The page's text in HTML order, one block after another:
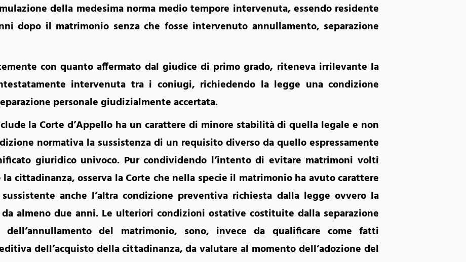
della medesima norma medio tempore intervenuta, essendo residente
dopo il matrimonio senza che fosse intervenuto annullamento, separazione
con quanto affermato dal giudice di primo grado, riteneva irrilevante la
intervenuta tra i coniugi, richiedendo la legge una condizione
personale giudizialmente accertata.
la Corte d’Appello ha un carattere di minore stabilità di quella legale e non
normativa la sussistenza di un requisito diverso da quello espressamente
giuridico univoco. Pur condividendo l’intento di evitare matrimoni volti
cittadinanza, osserva la Corte che nella specie il matrimonio ha avuto carattere
anche l’altra condizione preventiva richiesta dalla legge ovvero la
almeno due anni. Le ulteriori condizioni ostative costituite dalla separazione
del matrimonio, sono, invece da qualificare come fatti
dell’acquisto della cittadinanza, da valutare al momento dell’adozione del